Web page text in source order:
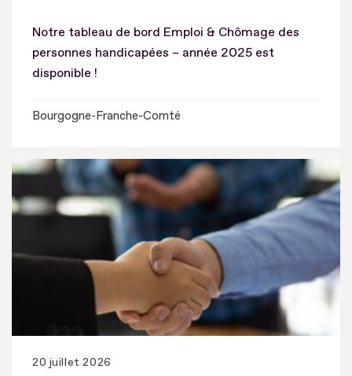
Notre tableau de bord Emploi & Chômage des
personnes handicapées – année 2025 est
disponible !
Bourgogne-Franche-Comté
20 juillet 2026